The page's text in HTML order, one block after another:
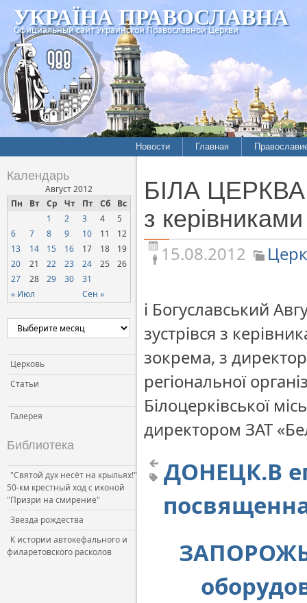
УКРАЇНА ПРАВОСЛАВНА
Официальный сайт Украинской Православной Церкви
Новости
Межконфессиональные
отношения
Нарушения прав
верующих
Официальная хроника
СЛУЖЕНИЕ
Церковь и власть
Церковь и общество
Церковь и СМИ
Главная
История
Хроники
Календарь
Август 2012
Пн
Вт Ср Чт Пт Сб Вс
« Июл Сен »
1 2 3 4
5
6
7 8 9 10 11
12
13
14 15 16 17 18
19
20
21 22 23 24 25
26
27
28 29 30 31
Церковь
Статьи
Галерея
Библиотека
"Святой дух несёт на крыльях!"
50-км крестный ход с иконой
"Призри на смирение"
Звезда рождества
К истории автокефального и
филаретовского расколов
БІЛА ЦЕРКВА.
з
15.08.2012
і Богуславський
зустрівся з
зокрема, з
регіональної
Білоцерківської
директором ЗАТ
ДОНЕЦК.В